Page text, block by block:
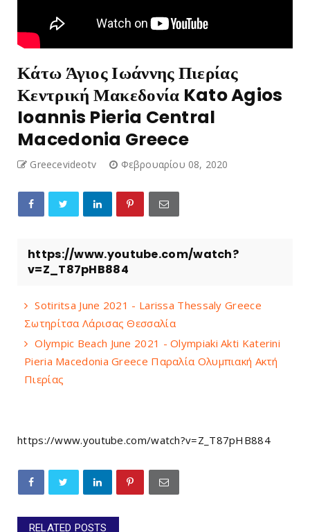
Κάτω Άγιος Ιωάννης Πιερίας
Κεντρική Μακεδονία Kato Agios
Ioannis Pieria Central
Macedonia Greece
Greecevideotv Φεβρουαρίου 08, 2020
https://www.youtube.com/watch?
v=Z_T87pHB884
Sotiritsa June 2021 - Larissa Thessaly Greece
Σωτηρίτσα Λάρισας Θεσσαλία
Olympic Beach June 2021 - Olympiaki Akti Katerini
Pieria Macedonia Greece Παραλία Ολυμπιακή Ακτή
Πιερίας
https://www.youtube.com/watch?v=Z_T87pHB884
RELATED POSTS